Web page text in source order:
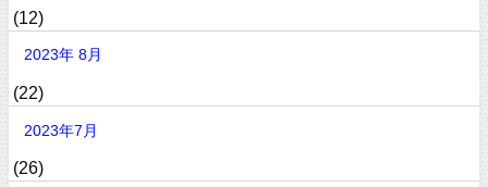
(12)
2023年 8月
(22)
2023年7月
(26)